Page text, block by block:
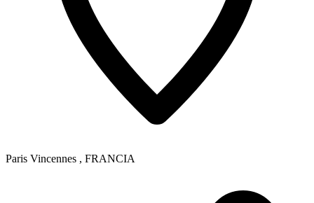
Paris Vincennes , FRANCIA